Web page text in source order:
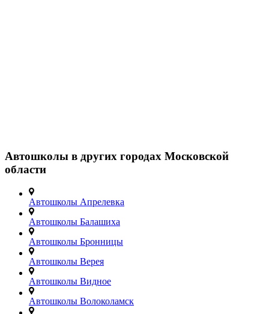
Автошколы в других городах Московской
области
Автошколы Апрелевка
Автошколы Балашиха
Автошколы Бронницы
Автошколы Верея
Автошколы Видное
Автошколы Волоколамск